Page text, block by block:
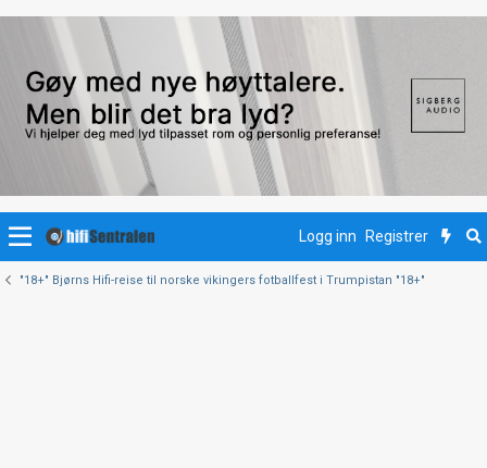
Logg inn Registrer
"18+" Bjørns Hifi-reise til norske vikingers fotballfest i Trumpistan "18+"